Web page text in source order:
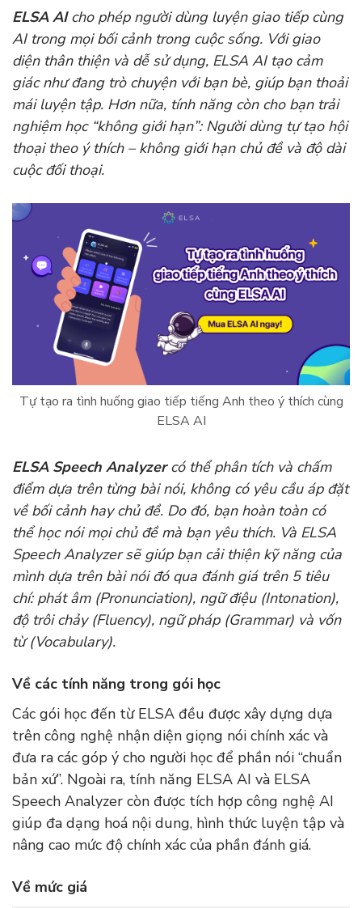
ELSA AIcho phép người dùng luyện giao tiếp cùng
AI trong mọi bối cảnh trong cuộc sống. Với giao
diện thân thiện và dễ sử dụng, ELSA AI tạo cảm
giác như đang trò chuyện với bạn bè, giúp bạn thoải
mái luyện tập. Hơn nữa, tính năng còn cho bạn trải
nghiệm học “không giới hạn”: Người dùng tự tạo hội
thoại theo ý thích – không giới hạn chủ đề và độ dài
cuộc đối thoại.
Tự tạo ra tình huống giao tiếp tiếng Anh theo ý thích cùng
ELSA AI
ELSA Speech Analyzercó thể phân tích và chấm
điểm dựa trên từng bài nói, không có yêu cầu áp đặt
về bối cảnh hay chủ đề. Do đó, bạn hoàn toàn có
thể học nói mọi chủ đề mà bạn yêu thích. Và ELSA
Speech Analyzer sẽ giúp bạn cải thiện kỹ năng của
mình dựa trên bài nói đó qua đánh giá trên 5 tiêu
chí: phát âm (Pronunciation), ngữ điệu (Intonation),
độ trôi chảy (Fluency), ngữ pháp (Grammar) và vốn
từ (Vocabulary).
Về các tính năng trong gói học
Các gói học đến từ ELSA đều được xây dựng dựa
trên công nghệ nhận diện giọng nói chính xác và
đưa ra các góp ý cho người học để phần nói “chuẩn
bản xứ”. Ngoài ra, tính năng ELSA AI và ELSA
Speech Analyzer còn được tích hợp công nghệ AI
giúp đa dạng hoá nội dung, hình thức luyện tập và
nâng cao mức độ chính xác của phần đánh giá.
Về mức giá